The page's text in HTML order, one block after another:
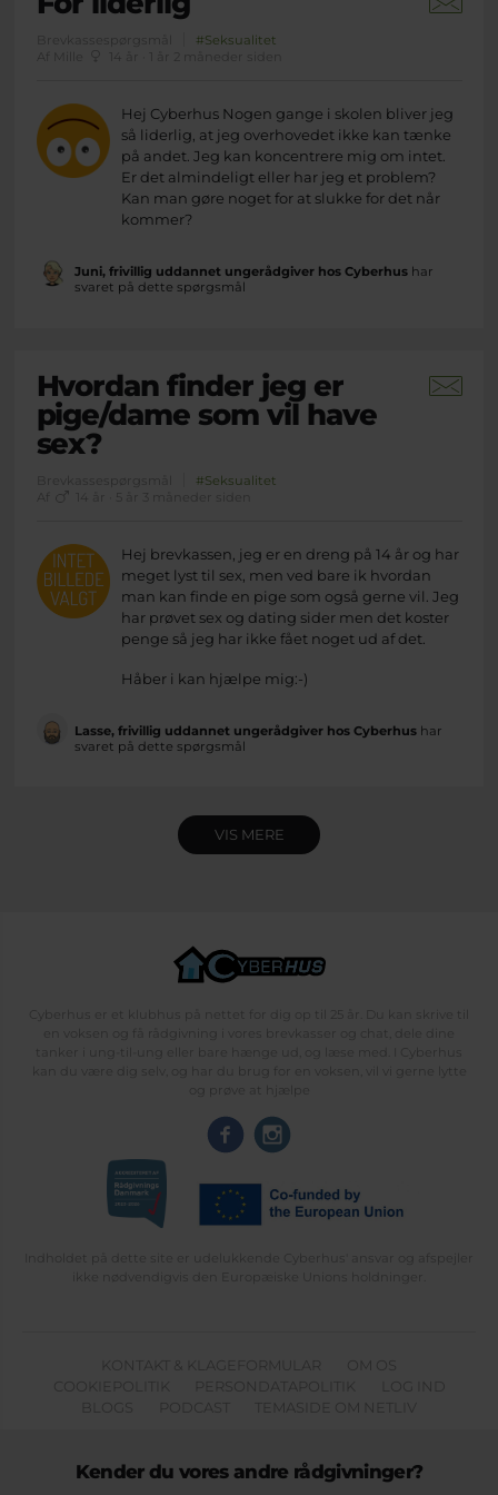
Brevkassespørgsmål
#Seksualitet
Af Mille
14 år · 1 år 2 måneder siden
Hej Cyberhus Nogen gange i skolen bliver jeg
så liderlig, at jeg overhovedet ikke kan tænke
på andet. Jeg kan koncentrere mig om intet.
Er det almindeligt eller har jeg et problem?
Kan man gøre noget for at slukke for det når
kommer?
Juni, frivillig uddannet ungerådgiver hos Cyberhushar
svaret på dette spørgsmål
Hvordan finder jeg er
pige/dame som vil have
sex?
Brevkassespørgsmål
#Seksualitet
Af
14 år · 5 år 3 måneder siden
Hej brevkassen, jeg er en dreng på 14 år og har
meget lyst til sex, men ved bare ik hvordan
man kan finde en pige som også gerne vil. Jeg
har prøvet sex og dating sider men det koster
penge så jeg har ikke fået noget ud af det.
Håber i kan hjælpe mig:-)
Lasse, frivillig uddannet ungerådgiver hos Cyberhushar
svaret på dette spørgsmål
VIS MERE
Cyberhus er et klubhus på nettet for dig op til 25 år. Du kan skrive til
en voksen og få rådgivning i vores brevkasser og chat, dele dine
tanker i ung-til-ung eller bare hænge ud, og læse med. I Cyberhus
kan du være dig selv, og har du brug for en voksen, vil vi gerne lytte
og prøve at hjælpe
Indholdet på dette site er udelukkende Cyberhus' ansvar og afspejler
ikke nødvendigvis den Europæiske Unions holdninger.
KONTAKT & KLAGEFORMULAR
OM OS
COOKIEPOLITIK
PERSONDATAPOLITIK
LOG IND
BLOGS
PODCAST TEMASIDE OM NETLIV
Kender du vores andre rådgivninger?